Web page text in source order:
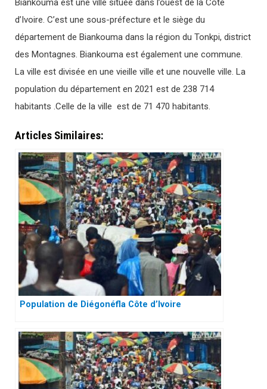
Biankouma est une ville située dans l’ouest de la Côte
d’Ivoire. C’est une sous-préfecture et le siège du
département de Biankouma dans la région du Tonkpi, district
des Montagnes. Biankouma est également une commune.
La ville est divisée en une vieille ville et une nouvelle ville. La
population du département en 2021 est de 238 714
habitants .Celle de la ville est de 71 470 habitants.
Articles Similaires:
Population de Diégonéfla Côte d’Ivoire